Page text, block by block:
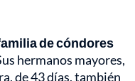
de cóndores
hermanos mayores,
de 43 días, también